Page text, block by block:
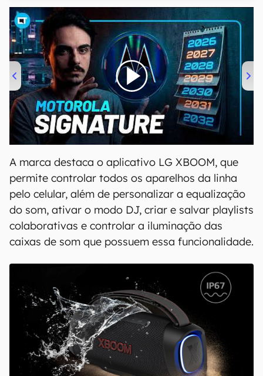
00:00/20:46
A marca destaca o aplicativo LG XBOOM, que
permite controlar todos os aparelhos da linha
pelo celular, além de personalizar a equalização
do som, ativar o modo DJ, criar e salvar playlists
colaborativas e controlar a iluminação das
caixas de som que possuem essa funcionalidade.